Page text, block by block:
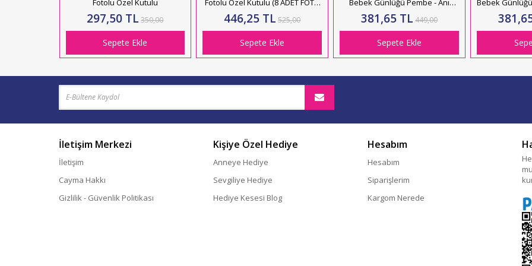
Fotolu Özel Kutulu
297,50 TL 350,00
Sepete Ekle
Fotolu Özel Kutulu (8 ADET FOTO
BASKILI)
446,25 TL 525,00
Sepete Ekle
Bebek Günlüğü Pembe - Anı
Defteri 20x23 cm
381,65 TL 449,00
Sepete Ekle
Bebek
İletişim Merkezi
İletişim
Cayma Hakkı
Gizlilik - Güvenlik Politikası
Kişiye Özel Hediye
Anneye Hediye
Sevgiliye Hediye
Hediye Kesesi Blog
Hesabım
Hesabım
Siparişlerim
Kargom Nerede